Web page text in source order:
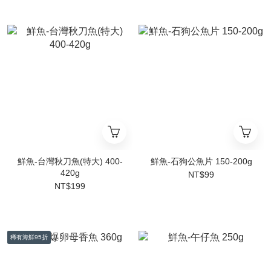
鮮魚-台灣秋刀魚(特大) 400-
420g
NT$199
鮮魚-石狗公魚片 150-200g
NT$99
稀有海鮮95折